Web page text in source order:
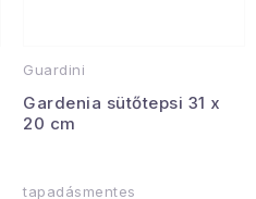
Guardini
Gardenia sütőtepsi 31 x
20 cm
tapadásmentes